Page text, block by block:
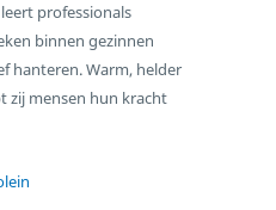
professionals
binnen gezinnen
hanteren. Warm, helder
zij mensen hun kracht